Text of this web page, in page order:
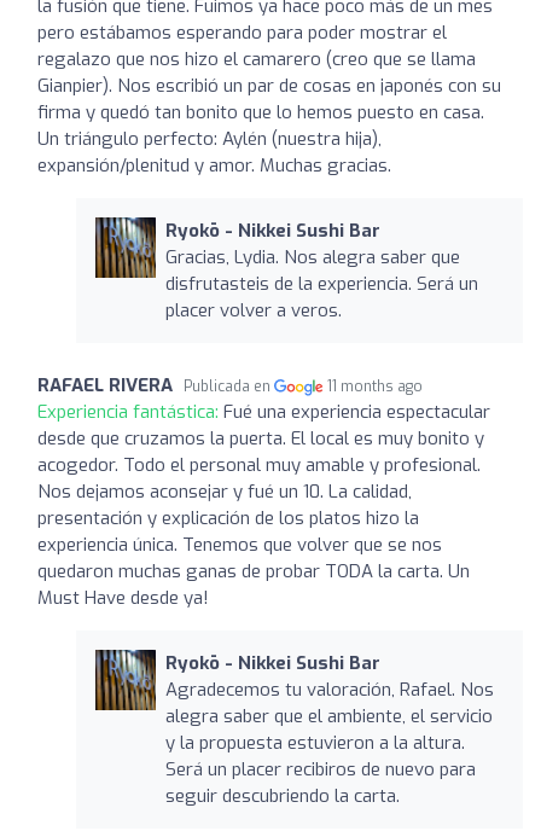
la fusión que tiene. Fuimos ya hace poco más de un mes
pero estábamos esperando para poder mostrar el
regalazo que nos hizo el camarero (creo que se llama
Gianpier). Nos escribió un par de cosas en japonés con su
firma y quedó tan bonito que lo hemos puesto en casa.
Un triángulo perfecto: Aylén (nuestra hija),
expansión/plenitud y amor. Muchas gracias.
Ryokō - Nikkei Sushi Bar
Gracias, Lydia. Nos alegra saber que
disfrutasteis de la experiencia. Será un
placer volver a veros.
RAFAEL RIVERA Publicada en 11 months ago
Experiencia fantástica: Fué una experiencia espectacular
desde que cruzamos la puerta. El local es muy bonito y
acogedor. Todo el personal muy amable y profesional.
Nos dejamos aconsejar y fué un 10. La calidad,
presentación y explicación de los platos hizo la
experiencia única. Tenemos que volver que se nos
quedaron muchas ganas de probar TODA la carta. Un
Must Have desde ya!
Ryokō - Nikkei Sushi Bar
Agradecemos tu valoración, Rafael. Nos
alegra saber que el ambiente, el servicio
y la propuesta estuvieron a la altura.
Será un placer recibiros de nuevo para
seguir descubriendo la carta.